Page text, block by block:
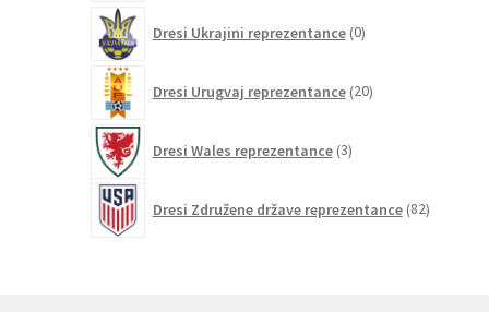
Dresi Ukrajini reprezentance 0izdelkov
Dresi Urugvaj reprezentance 20izdelkov
Dresi Wales reprezentance 3izdelki
Dresi Združene države reprezentance 82izdelkov